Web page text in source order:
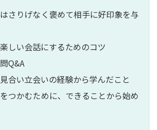
さりげなく褒めて相手に好印象を与
しい会話にするためのコツ
Q&A
合い立会いの経験から学んだこと
つかむために、できることから始め